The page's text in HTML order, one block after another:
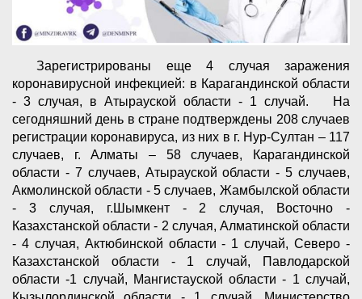
⠀ Зарегистрированы еще 4 случая заражения
коронавирусной инфекцией: в Карагандинской области
- 3 случая, в Атырауской области - 1 случай. ⠀ На
сегодняшний день в стране подтверждены 208 случаев
регистрации коронавируса, из них в г. Нур-Султан – 117
случаев, г. Алматы – 58 случаев, Карагандинской
области - 7 случаев, Атырауской области - 5 случаев,
Акмолинской области - 5 случаев, Жамбылской области
- 3 случая, г.Шымкент - 2 случая, Восточно -
Казахстанской области - 2 случая, Алматинской области
- 4 случая, Актюбинской области - 1 случай, Северо -
Казахстанской области - 1 случай, Павлодарской
области -1 случай, Мангистауской области - 1 случай,